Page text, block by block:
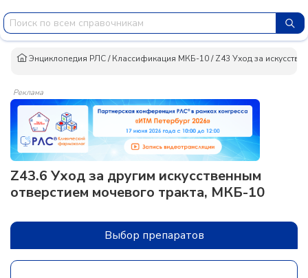
Энциклопедия РЛС/Классификация МКБ-10/Z43 Уход за
Реклама
Z43.6 Уход за другим искусственным
отверстием мочевого тракта, МКБ-10
Выбор препаратов